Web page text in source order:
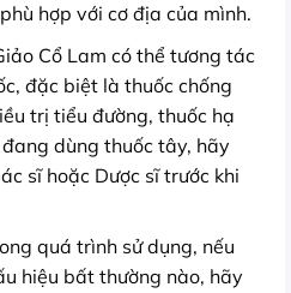
hợp với cơ địa của mình.
Cổ Lam có thể tương tác
đặc biệt là thuốc chống
trị tiểu đường, thuốc hạ
dùng thuốc tây, hãy
sĩ hoặc Dược sĩ trước khi
quá trình sử dụng, nếu
hiệu bất thường nào, hãy